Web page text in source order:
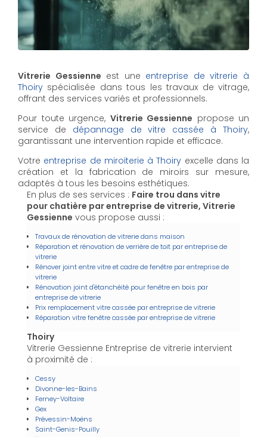
Vitrerie Gessienne est une entreprise de vitrerie à
Thoiry spécialisée dans tous les travaux de vitrage,
offrant des services variés et professionnels.
Pour toute urgence, Vitrerie Gessienne propose un
service de dépannage de vitre cassée à Thoiry,
garantissant une intervention rapide et efficace.
Votre entreprise de miroiterie à Thoiry excelle dans la
création et la fabrication de miroirs sur mesure,
adaptés à tous les besoins esthétiques.
En plus de ses services : Faire trou dans vitre
pour chatière par entreprise de vitrerie, Vitrerie
Gessienne vous propose aussi :
Travaux de rénovation de vitrerie dans maison
Réparation et rénovation de verrière de toit par entreprise de
vitrerie
Rénover joint entre vitre et cadre de fenêtre par entreprise de
vitrerie
Rénovation joint d'étanchéité pour fenêtre en bois par
entreprise de vitrerie
Prix remplacement vitre cassée par entreprise de vitrerie
Réparation vitre fenêtre cassée par entreprise de vitrerie
Thoiry
Vitrerie Gessienne Entreprise de vitrerie intervient
à proximité de :
Cessy
Divonne-les-Bains
Ferney-Voltaire
Gex
Prévessin-Moëns
Saint-Genis-Pouilly